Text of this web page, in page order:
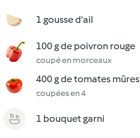
1 gousse d'ail
100 g de poivron rouge
coupé en morceaux
400 g de tomates mûres
coupées en 4
1 bouquet garni